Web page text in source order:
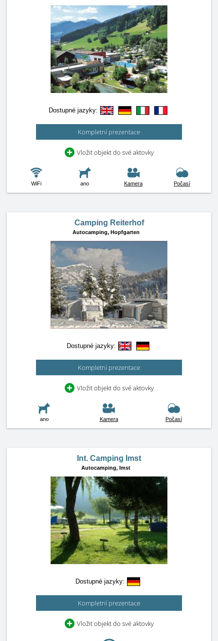
Dostupné jazyky:
Kompletní prezentace
Vložit objekt do své aktovky
WiFi ano Kamera Počasí
Camping Reiterhof
Autocamping, Hopfgarten
Dostupné jazyky:
Kompletní prezentace
Vložit objekt do své aktovky
ano Kamera Počasí
Int. Camping Imst
Autocamping, Imst
Dostupné jazyky:
Kompletní prezentace
Vložit objekt do své aktovky